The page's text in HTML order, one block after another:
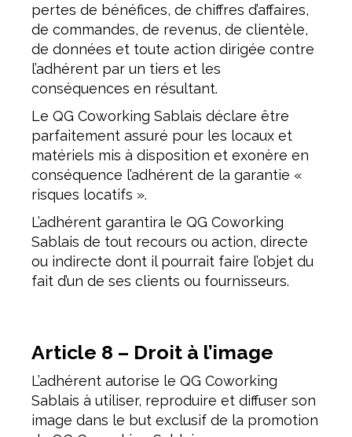
pertes de bénéfices, de chiffres d’affaires,
de commandes, de revenus, de clientèle,
de données et toute action dirigée contre
l’adhérent par un tiers et les
conséquences en résultant.
Le QG Coworking Sablais déclare être
parfaitement assuré pour les locaux et
matériels mis à disposition et exonère en
conséquence l’adhérent de la garantie «
risques locatifs ».
L’adhérent garantira le QG Coworking
Sablais de tout recours ou action, directe
ou indirecte dont il pourrait faire l’objet du
fait d’un de ses clients ou fournisseurs.
Article 8 – Droit à l’image
L’adhérent autorise le QG Coworking
Sablais à utiliser, reproduire et diffuser son
image dans le but exclusif de la promotion